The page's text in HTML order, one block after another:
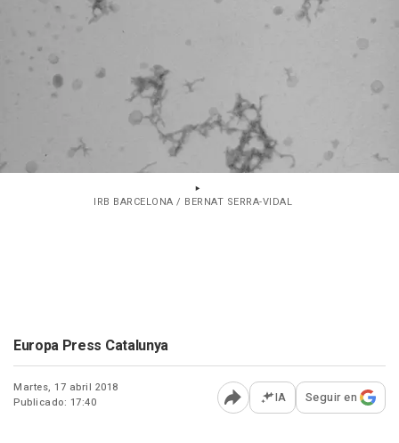
IRB BARCELONA / BERNAT SERRA-VIDAL
Europa Press Catalunya
Martes, 17 abril 2018
Publicado: 17:40
Abrir opciones para
IA Seguir en